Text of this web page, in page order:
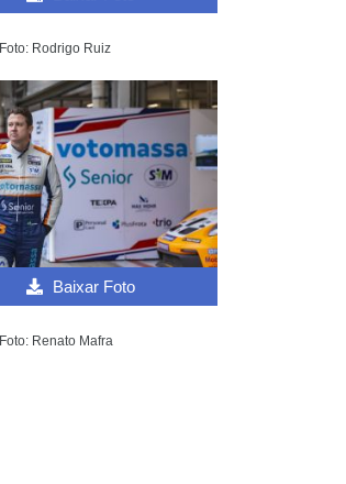
Foto: Rodrigo Ruiz
Baixar Foto
Foto: Renato Mafra